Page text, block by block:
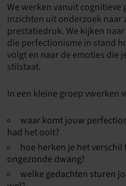
We werken vanuit
inzichten uit onderzoek naar
prestatiedruk. We kijken
die perfectionisme in stand
volgt en naar de emoties die
stilstaat.
In een kleine groep vwerken
waar komt jouw
had het ooit?
hoe herken je het
ongezonde dwang?
welke gedachten sturen